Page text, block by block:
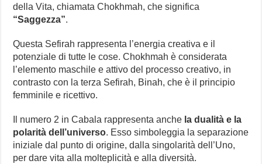
della Vita, chiamata Chokhmah, che significa
“Saggezza”.
Questa Sefirah rappresenta l’energia creativa e il
potenziale di tutte le cose. Chokhmah è considerata
l’elemento maschile e attivo del processo creativo, in
contrasto con la terza Sefirah, Binah, che è il principio
femminile e ricettivo.
Il numero 2 in Cabala rappresenta anche la dualità e la
polarità dell’universo. Esso simboleggia la separazione
iniziale dal punto di origine, dalla singolarità dell’Uno,
per dare vita alla molteplicità e alla diversità.